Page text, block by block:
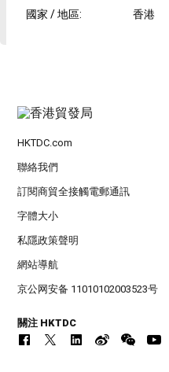
國家 / 地區: 香港
HKTDC.com
聯絡我們
訂閱商貿全接觸電郵通訊
字體大小
私隱政策聲明
網站導航
京公网安备 11010102003523号
關注 HKTDC